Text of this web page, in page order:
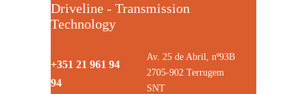
Driveline - Transmission
Technology
+351 21 961 94
94
Av. 25 de Abril, nº93B
2705-902 Terrugem
SNT